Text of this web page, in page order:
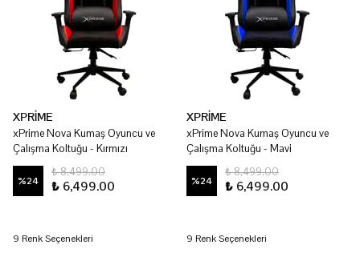
XPRİME
xPrime Nova Kumaş Oyuncu ve
Çalışma Koltuğu - Kırmızı
%24
₺ 8,499.00
₺ 6,499.00
9 Renk Seçenekleri
XPRİME
xPrime Nova Kumaş Oyuncu ve
Çalışma Koltuğu - Mavi
%24
₺ 8,499.00
₺ 6,499.00
9 Renk Seçenekleri